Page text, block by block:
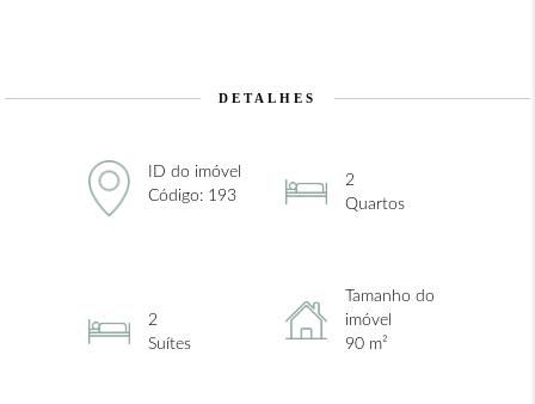
DETALHES
ID do imóvel
Código: 193
2
Quartos
2
Suítes
Tamanho do
imóvel
90 m²